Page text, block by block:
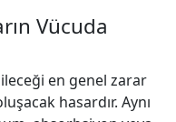
Vücuda
en genel zarar
hasardır. Aynı